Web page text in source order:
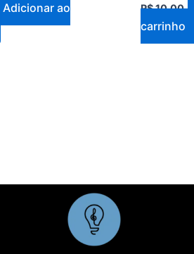
Adicionar ao
R$10,00
carrinho